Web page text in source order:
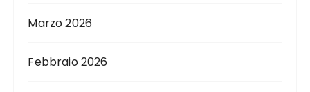
Marzo 2026
Febbraio 2026